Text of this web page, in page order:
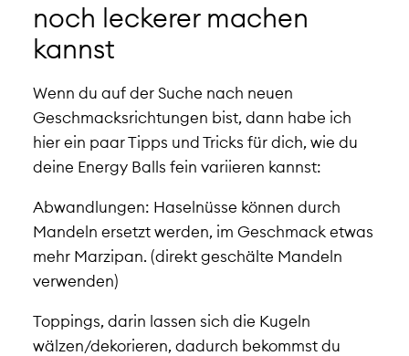
noch leckerer machen
kannst
Wenn du auf der Suche nach neuen
Geschmacksrichtungen bist, dann habe ich
hier ein paar Tipps und Tricks für dich, wie du
deine Energy Balls fein variieren kannst:
Abwandlungen: Haselnüsse können durch
Mandeln ersetzt werden, im Geschmack etwas
mehr Marzipan. (direkt geschälte Mandeln
verwenden)
Toppings, darin lassen sich die Kugeln
wälzen/dekorieren, dadurch bekommst du